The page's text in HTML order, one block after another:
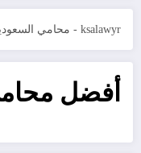
ksalawyr - محامي السعودية
أفضل